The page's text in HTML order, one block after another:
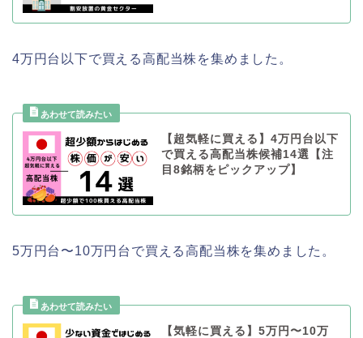
4万円台以下で買える高配当株を集めました。
【超気軽に買える】4万円台以下
で買える高配当株候補14選【注
目8銘柄をピックアップ】
5万円台〜10万円台で買える高配当株を集めました。
【気軽に買える】5万円〜10万